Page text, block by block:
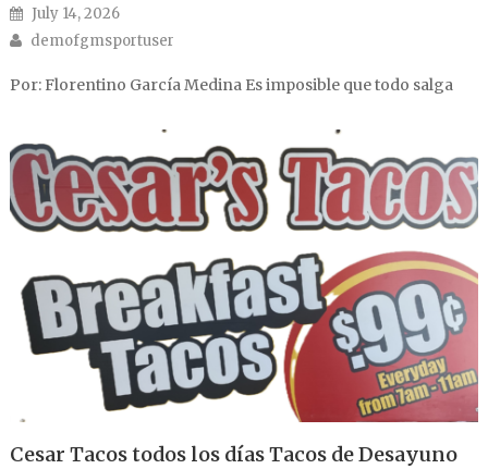
Posted on
July 14, 2026
Author
demofgmsportuser
Por: Florentino García Medina Es imposible que todo salga
Cesar Tacos todos los días Tacos de Desayuno